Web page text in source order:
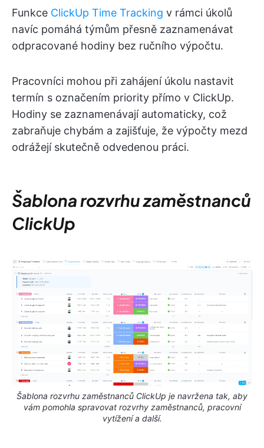
Funkce ClickUp Time Tracking v rámci úkolů
navíc pomáhá týmům přesně zaznamenávat
odpracované hodiny bez ručního výpočtu.
Pracovníci mohou při zahájení úkolu nastavit
termín s označením priority přímo v ClickUp.
Hodiny se zaznamenávají automaticky, což
zabraňuje chybám a zajišťuje, že výpočty mezd
odrážejí skutečně odvedenou práci.
Šablona rozvrhu zaměstnanců
ClickUp
Šablona rozvrhu zaměstnanců ClickUp je navržena tak, aby
vám pomohla spravovat rozvrhy zaměstnanců, pracovní
vytížení a další.